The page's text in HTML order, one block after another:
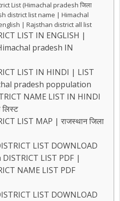
List (Himachal pradesh जिला
district list name | Himachal
| Rajsthan district all list
LIST IN ENGLISH |
pradesh IN
LIST IN HINDI | LIST
pradesh poppulation
NAME LIST IN HINDI
LIST MAP | राजस्थान जिला
LIST DOWNLOAD
LIST PDF |
NAME LIST PDF
LIST DOWNLOAD